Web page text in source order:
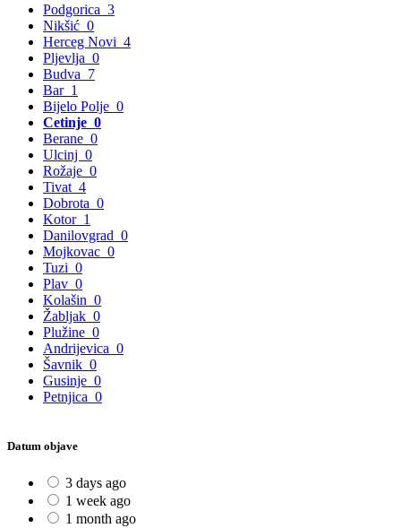
Podgorica 3
Nikšić 0
Herceg Novi 4
Pljevlja 0
Budva 7
Bar 1
Bijelo Polje 0
Cetinje 0
Berane 0
Ulcinj 0
Rožaje 0
Tivat 4
Dobrota 0
Kotor 1
Danilovgrad 0
Mojkovac 0
Tuzi 0
Plav 0
Kolašin 0
Žabljak 0
Plužine 0
Andrijevica 0
Šavnik 0
Gusinje 0
Petnjica 0
Datum objave
3 days ago
1 week ago
1 month ago